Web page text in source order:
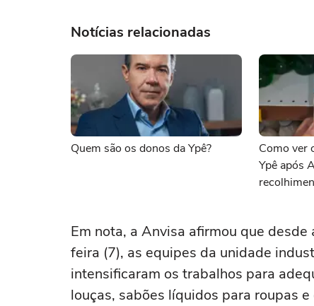
Notícias relacionadas
Quem são os donos da Ypê?
Como ver
Ypê após
Em nota, a Anvisa afirmou que
feira (7), as equipes da unidade
intensificaram os trabalhos para
louças, sabões líquidos para roupas